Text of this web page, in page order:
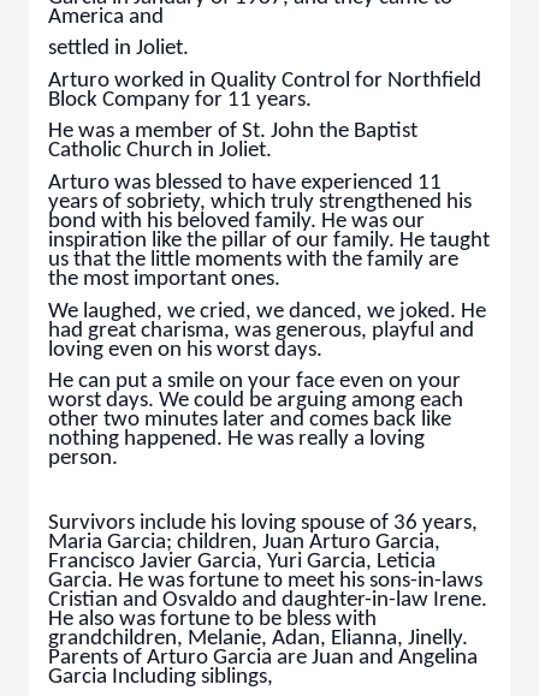
America and
settled in Joliet.
Arturo worked in Quality Control for Northfield
Block Company for 11 years.
He was a member of St. John the Baptist
Catholic Church in Joliet.
Arturo was blessed to have experienced 11
years of sobriety, which truly strengthened his
bond with his beloved family. He was our
inspiration like the pillar of our family. He taught
us that the little moments with the family are
the most important ones.
We laughed, we cried, we danced, we joked. He
had great charisma, was generous, playful and
loving even on his worst days.
He can put a smile on your face even on your
worst days. We could be arguing among each
other two minutes later and comes back like
nothing happened. He was really a loving
person.
Survivors include his loving spouse of 36 years,
Maria Garcia; children, Juan Arturo Garcia,
Francisco Javier Garcia, Yuri Garcia, Leticia
Garcia. He was fortune to meet his sons-in-laws
Cristian and Osvaldo and daughter-in-law Irene.
He also was fortune to be bless with
grandchildren, Melanie, Adan, Elianna, Jinelly.
Parents of Arturo Garcia are Juan and Angelina
Garcia Including siblings,